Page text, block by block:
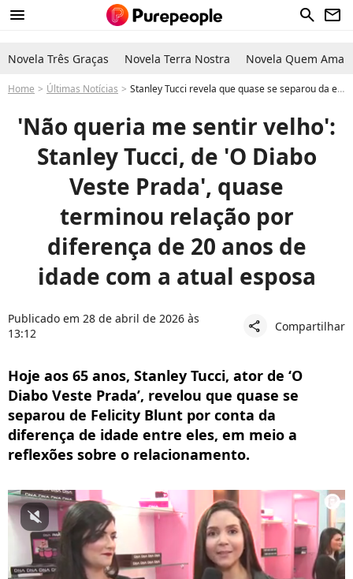
menu search newsletter
Novela Três Graças Novela Terra Nostra Novela Quem Ama
Home Últimas Notícias Stanley Tucci revela que quase se separou da esposa Felicity Blunt por diferença de idade
'Não queria me sentir velho':
Stanley Tucci, de 'O Diabo
Veste Prada', quase
terminou relação por
diferença de 20 anos de
idade com a atual esposa
Publicado em 28 de abril de 2026 às
13:12
share Compartilhar
Hoje aos 65 anos, Stanley Tucci, ator de ‘O
Diabo Veste Prada’, revelou que quase se
separou de Felicity Blunt por conta da
diferença de idade entre eles, em meio a
reflexões sobre o relacionamento.